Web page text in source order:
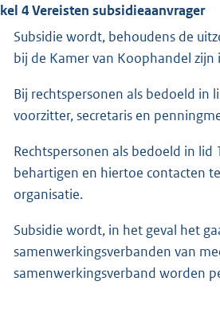
4 Vereisten subsidieaanvrager
Subsidie wordt, behoudens de
bij de Kamer van Koophandel
Bij rechtspersonen als bedoeld in
voorzitter, secretaris en
Rechtspersonen als bedoeld in
behartigen en hiertoe contacten
organisatie.
Subsidie wordt, in het geval het
samenwerkingsverbanden van
samenwerkingsverband worden